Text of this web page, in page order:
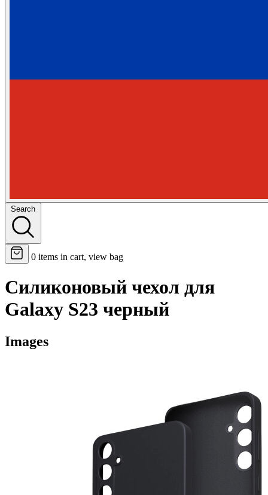
Search
0 items in cart, view bag
Силиконовый чехол для
Galaxy S23 черный
Images